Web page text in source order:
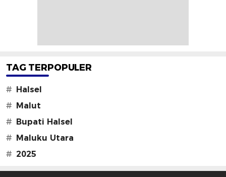
TAG TERPOPULER
#
Halsel
#
Malut
#
Bupati Halsel
#
Maluku Utara
# 2025